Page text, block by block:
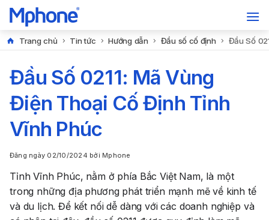
Trang chủ Tin tức Hướng dẫn Đầu số cố định Đầu Số
Đầu Số 0211: Mã Vùng
Điện Thoại Cố Định Tỉnh
Vĩnh Phúc
Đăng ngày 02/10/2024 bởi Mphone
Tỉnh Vĩnh Phúc, nằm ở phía Bắc Việt Nam, là một
trong những địa phương phát triển mạnh mẽ về kinh tế
và du lịch. Để kết nối dễ dàng với các doanh nghiệp và